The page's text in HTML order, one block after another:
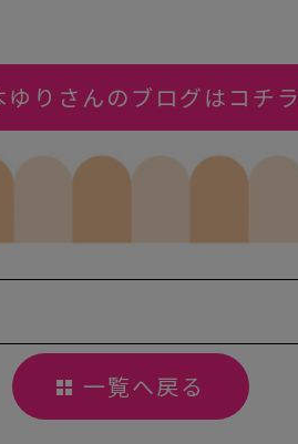
ゆりさんのブログはコチラ
一覧へ戻る